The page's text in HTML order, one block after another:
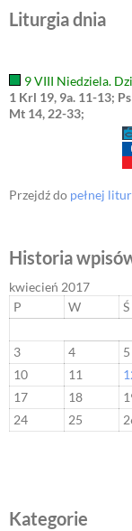
Liturgia dnia
9 VIII Niedziela.
1 Krl 19, 9a. 11-13;
Mt 14, 22-33;
Przejdź do pełnej
Historia
kwiecień 2017
P
W Ś
3
4 5
10
11
17
18
24
25
Kategorie